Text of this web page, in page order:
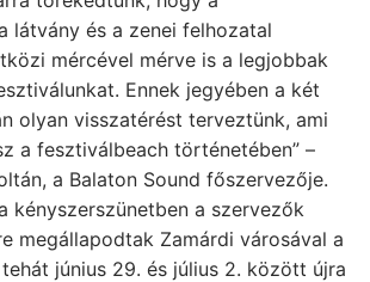
látvány és a zenei felhozatal
mércével mérve is a legjobbak
Ennek jegyében a két
olyan visszatérést terveztünk, ami
a fesztiválbeach történetében” –
a Balaton Sound főszervezője.
kényszerszünetben a szervezők
megállapodtak Zamárdi városával a
június 29. és július 2. között újra